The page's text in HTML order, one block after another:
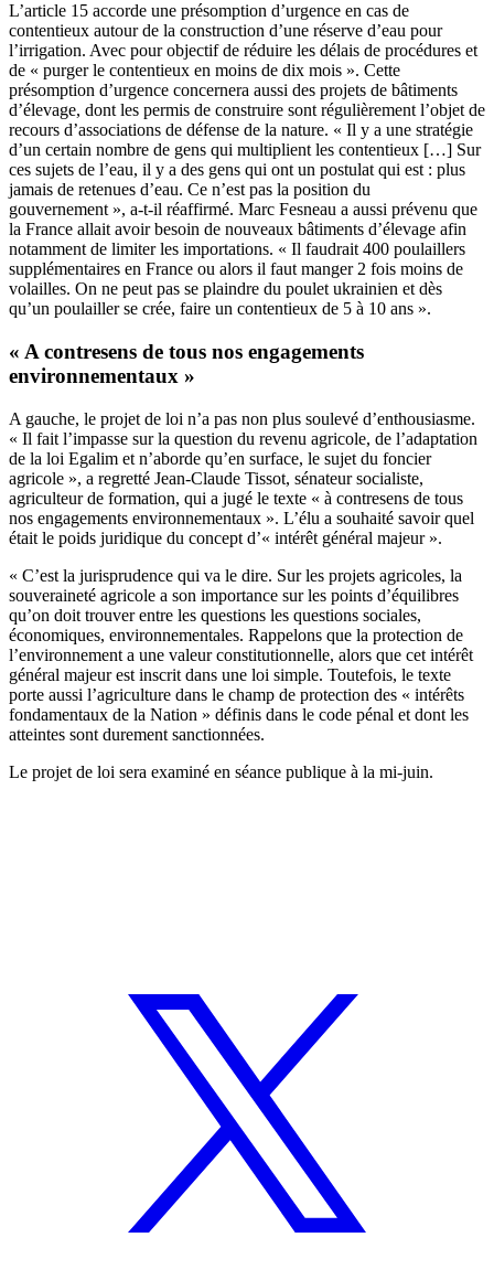
L’article 15 accorde une présomption d’urgence en cas de
contentieux autour de la construction d’une réserve d’eau pour
l’irrigation. Avec pour objectif de réduire les délais de procédures et
de « purger le contentieux en moins de dix mois ». Cette
présomption d’urgence concernera aussi des projets de bâtiments
d’élevage, dont les permis de construire sont régulièrement l’objet de
recours d’associations de défense de la nature. « Il y a une stratégie
d’un certain nombre de gens qui multiplient les contentieux […] Sur
ces sujets de l’eau, il y a des gens qui ont un postulat qui est : plus
jamais de retenues d’eau. Ce n’est pas la position du
gouvernement », a-t-il réaffirmé. Marc Fesneau a aussi prévenu que
la France allait avoir besoin de nouveaux bâtiments d’élevage afin
notamment de limiter les importations. « Il faudrait 400 poulaillers
supplémentaires en France ou alors il faut manger 2 fois moins de
volailles. On ne peut pas se plaindre du poulet ukrainien et dès
qu’un poulailler se crée, faire un contentieux de 5 à 10 ans ».
« A contresens de tous nos engagements
environnementaux »
A gauche, le projet de loi n’a pas non plus soulevé d’enthousiasme.
« Il fait l’impasse sur la question du revenu agricole, de l’adaptation
de la loi Egalim et n’aborde qu’en surface, le sujet du foncier
agricole », a regretté Jean-Claude Tissot, sénateur socialiste,
agriculteur de formation, qui a jugé le texte « à contresens de tous
nos engagements environnementaux ». L’élu a souhaité savoir quel
était le poids juridique du concept d’« intérêt général majeur ».
« C’est la jurisprudence qui va le dire. Sur les projets agricoles, la
souveraineté agricole a son importance sur les points d’équilibres
qu’on doit trouver entre les questions les questions sociales,
économiques, environnementales. Rappelons que la protection de
l’environnement a une valeur constitutionnelle, alors que cet intérêt
général majeur est inscrit dans une loi simple. Toutefois, le texte
porte aussi l’agriculture dans le champ de protection des « intérêts
fondamentaux de la Nation » définis dans le code pénal et dont les
atteintes sont durement sanctionnées.
Le projet de loi sera examiné en séance publique à la mi-juin.